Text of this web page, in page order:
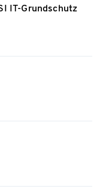
IT-Grundschutz